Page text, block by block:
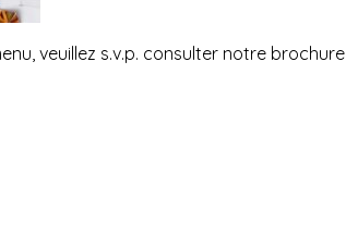
veuillez s.v.p. consulter notre